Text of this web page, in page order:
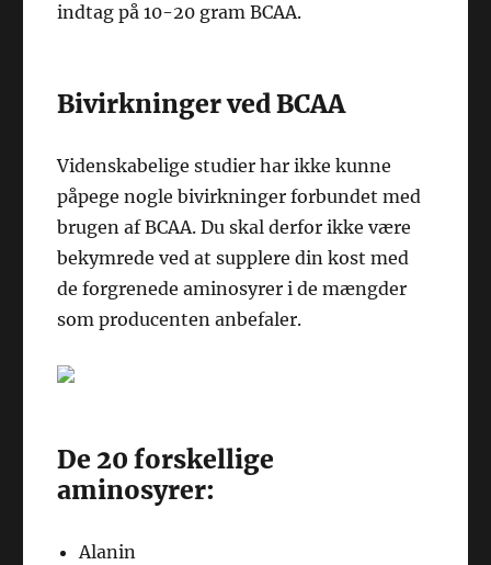
indtag på 10-20 gram BCAA.
Bivirkninger ved BCAA
Videnskabelige studier har ikke kunne
påpege nogle bivirkninger forbundet med
brugen af BCAA. Du skal derfor ikke være
bekymrede ved at supplere din kost med
de forgrenede aminosyrer i de mængder
som producenten anbefaler.
De 20 forskellige
aminosyrer:
Alanin